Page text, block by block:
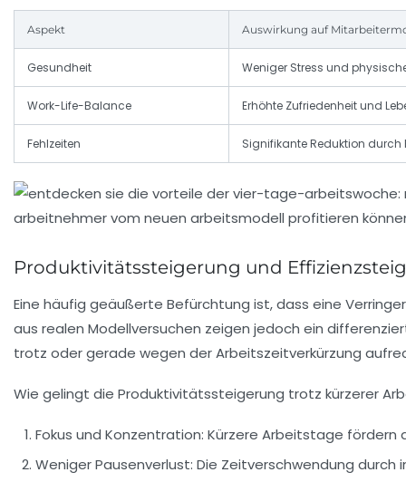
Aspekt Auswirkung auf
Gesundheit Weniger Stress und
Work-Life-Balance Erhöhte Zufriedenheit und
Fehlzeiten Signifikante Reduktion durch
Produktivitätssteigerung und
Eine häufig geäußerte Befürchtung ist, dass eine
aus realen Modellversuchen zeigen jedoch ein
trotz oder gerade wegen der Arbeitszeitverkürzung
Wie gelingt die Produktivitätssteigerung trotz kürzerer
Fokus und Konzentration: Kürzere Arbeitstage fördern
Weniger Pausenverlust: Die Zeitverschwendung